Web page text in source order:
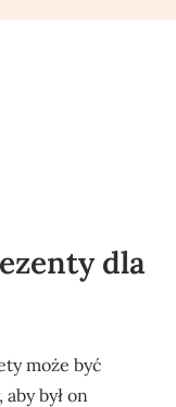
dla
może być
był on